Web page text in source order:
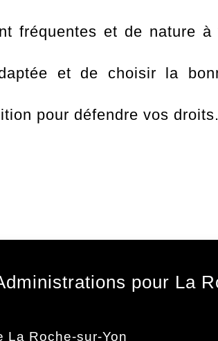
fréquentes et de nature
et de choisir la
pour défendre vos droits.
pour La
La Roche-sur-Yon